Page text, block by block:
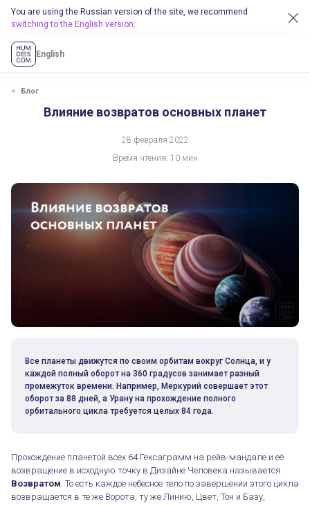
You are using the Russian version of the site, we recommend
switching to the English version.
English
Блог
Влияние возвратов основных планет
28 февраля 2022
Время чтения: 10 мин
Все планеты движутся по своим орбитам вокруг Солнца, и у
каждой полный оборот на 360 градусов занимает разный
промежуток времени. Например, Меркурий совершает этот
оборот за 88 дней, а Урану на прохождение полного
орбитального цикла требуется целых 84 года.
Прохождение планетой всех 64 Гексаграмм на рейв-мандале и её
возвращение в исходную точку в Дизайне Человека называется
Возвратом . То есть каждое небесное тело по завершении этого цикла
возвращается в те же Ворота, ту же Линию, Цвет, Тон и Базу,